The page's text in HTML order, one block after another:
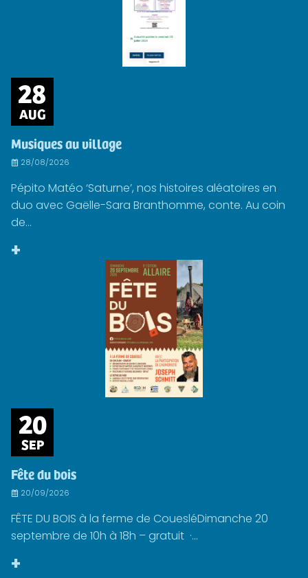
28
AUG
Musiques au village
28/08/2026
Pépito Matéo ‘Saturne’, nos histoires aléatoires en
duo avec Gaëlle-Sara Branthomme, conte. Au coin
de...
+
20
SEP
Fête du bois
20/09/2026
FÊTE DU BOIS à la ferme de CouesléDimanche 20
septembre de 10h à 18h – gratuit ·...
+